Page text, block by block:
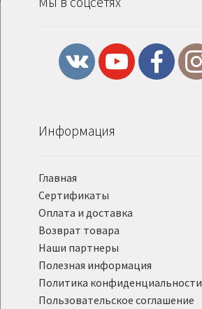
Информация
Главная
Сертификаты
Оплата и доставка
Возврат товара
Наши партнеры
Полезная информация
Политика конфиденциальности
Пользовательское соглашение